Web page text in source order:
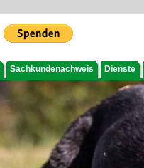
Sachkundenachweis Dienste